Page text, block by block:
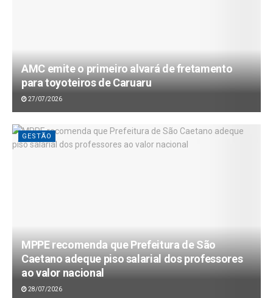
AMC emite o primeiro alvará de fretamento
para toyoteiros de Caruaru
27/07/2026
GESTÃO
MPPE recomenda que Prefeitura de São
Caetano adeque piso salarial dos professores
ao valor nacional
28/07/2026